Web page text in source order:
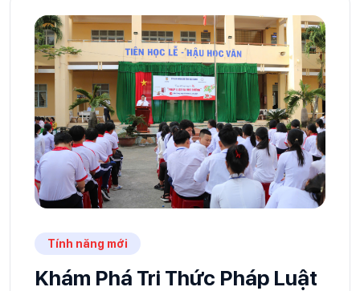
Tính năng mới
Khám Phá Tri Thức Pháp Luật